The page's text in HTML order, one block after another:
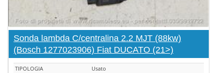
Sonda lambda C/centralina 2.2 MJT (88kw)
(Bosch 1277023906) Fiat DUCATO (21>)
TIPOLOGIA
Usato